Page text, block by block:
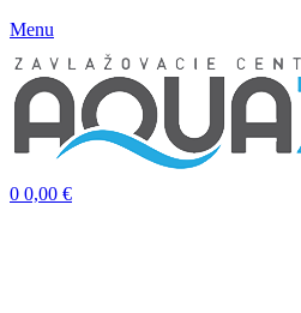
Menu
0 0,00 €